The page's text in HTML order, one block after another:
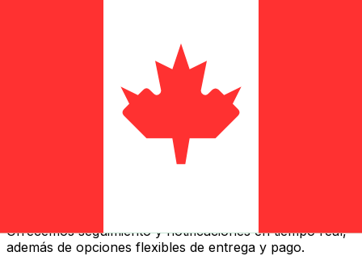
Ofrecemos seguimiento y notificaciones en tiempo real,
además de opciones flexibles de entrega y pago.